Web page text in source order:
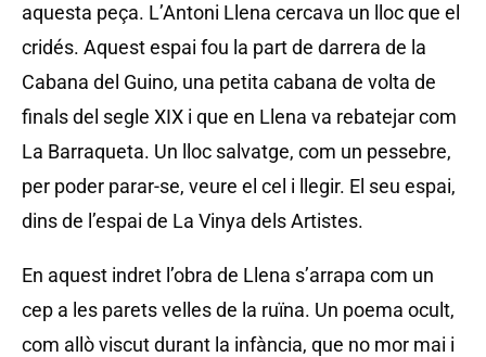
aquesta peça. L’Antoni Llena cercava un lloc que el
cridés. Aquest espai fou la part de darrera de la
Cabana del Guino, una petita cabana de volta de
finals del segle XIX i que en Llena va rebatejar com
La Barraqueta. Un lloc salvatge, com un pessebre,
per poder parar-se, veure el cel i llegir. El seu espai,
dins de l’espai de La Vinya dels Artistes.
En aquest indret l’obra de Llena s’arrapa com un
cep a les parets velles de la ruïna. Un poema ocult,
com allò viscut durant la infància, que no mor mai i